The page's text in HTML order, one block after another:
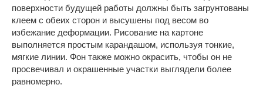
поверхности будущей работы должны быть загрунтованы
клеем с обеих сторон и высушены под весом во
избежание деформации. Рисование на картоне
выполняется простым карандашом, используя тонкие,
мягкие линии. Фон также можно окрасить, чтобы он не
просвечивал и окрашенные участки выглядели более
равномерно.